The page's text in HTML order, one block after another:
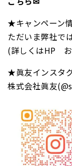
★キャンペーン
ただいま弊社で
(詳しくはHP お
★眞友インスタ
株式会社眞友